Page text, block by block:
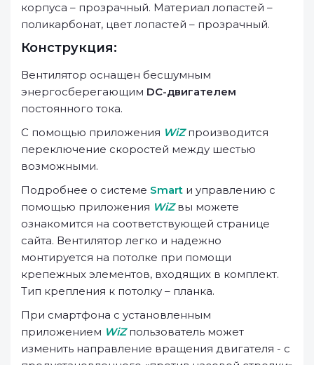
корпуса – прозрачный. Материал лопастей –
поликарбонат, цвет лопастей – прозрачный.
Конструкция:
Вентилятор оснащен бесшумным
энергосберегающим DC-двигателем
постоянного тока.
С помощью приложения WiZпроизводится
переключение скоростей между шестью
возможными.
Подробнее о системе Smart и управлению с
помощью приложения WiZвы можете
ознакомится на соответствующей странице
сайта. Вентилятор легко и надежно
монтируется на потолке при помощи
крепежных элементов, входящих в комплект.
Тип крепления к потолку – планка.
При смартфона с установленным
приложением WiZпользователь может
изменить направление вращения двигателя - с